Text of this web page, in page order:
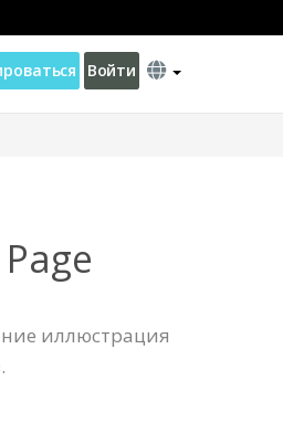
Войти
иллюстрация